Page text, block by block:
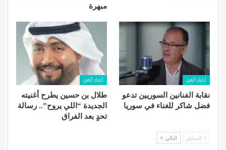
مبهرة
أخبار الفن
نقابة الفنانين السوريين تدعو
فضل شاكر للغناء في سوريا
أخبار الفن
طلال بن حسين يطرح أغنيته
الجديدة “اللي يروح”.. رسالة
تحدٍ بعد الفراق
السابق التالي